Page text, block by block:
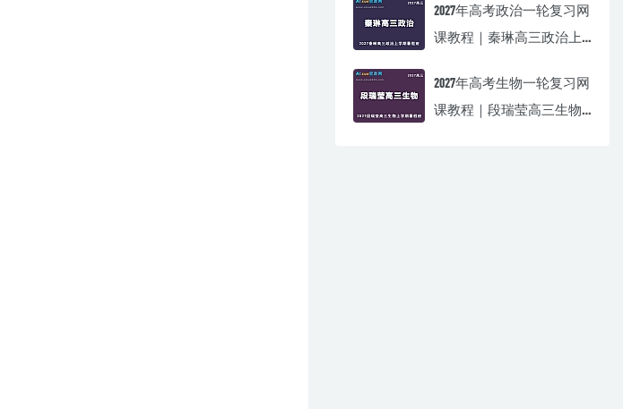
2027年高考政治一轮复习网
课教程｜秦琳高三政治上
2027年高考生物一轮复习网
课教程｜段瑞莹高三生物